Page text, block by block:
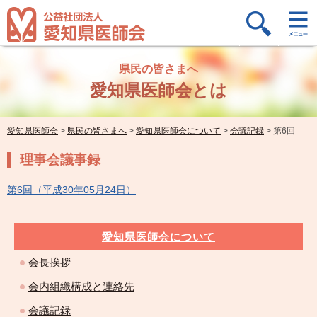
県民の皆さまへ
愛知県医師会とは
愛知県医師会 > 県民の皆さまへ > 愛知県医師会について > 会議記録 > 第6回
理事会議事録
第6回（平成30年05月24日）
愛知県医師会について
会長挨拶
会内組織構成と連絡先
会議記録